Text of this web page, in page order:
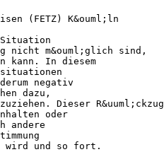
(FETZ) K&ouml;ln
nicht m&ouml;glich sind,
kann. In diesem
negativ
dazu,
Dieser R&uuml;ckzug
oder
andere
wird und so fort.